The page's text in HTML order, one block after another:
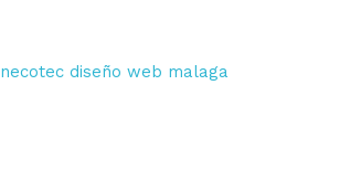
necotec diseño web malaga